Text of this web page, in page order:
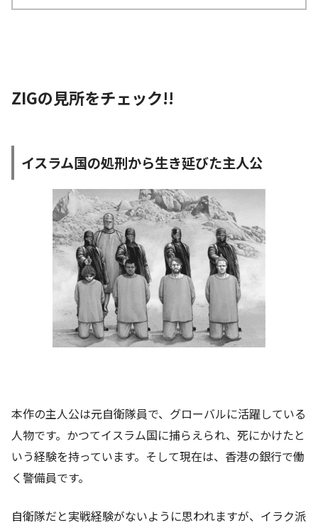
ZIGの見所をチェック!!
イスラム国の処刑から生き延びた主人公
本作の主人公は元自衛隊員で、グローバルに活躍している
人物です。かつてイスラム国に捕らえられ、死にかけたと
いう経験を持っています。そして現在は、香港の銀行で働
く警備員です。
自衛隊だと実戦経験がないように思われますが、イラク派